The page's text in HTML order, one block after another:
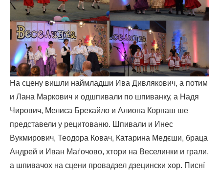
На сцену вишли наймладши Ива Дивлякович, а потим
и Лана Маркович и одшпивали по шпиванку, а Надя
Чирович, Мелиса Брекайло и Алиона Корпаш ше
представели у рецитованю. Шпивали и Инес
Вукмирович, Теодора Ковач, Катарина Медєши, браца
Андрей и Иван Маґочово, хтори на Веселинки и грали,
а шпивачох на сцени провадзел дзецински хор. Писнї